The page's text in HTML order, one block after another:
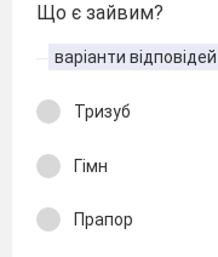
Що є зайвим?
варіанти відповідей
Тризуб
Гімн
Прапор